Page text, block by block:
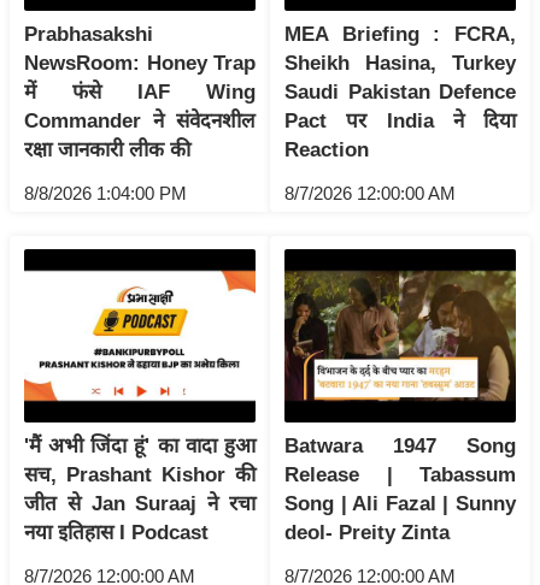
वु
ड
हॉ
ली
वु
ल्म
स
B
r
e
a
k
i
n
Prabhasakshi
NewsRoom: Honey Trap
में फंसे IAF Wing
Commander ने संवेदनशील
रक्षा जानकारी लीक की
8/8/2026 1:04:00 PM
MEA Briefing : FCRA,
Sheikh Hasina, Turkey
Saudi Pakistan Defence
Pact पर India ने दिया
Reaction
8/7/2026 12:00:00 AM
'मैं अभी जिंदा हूं' का वादा हुआ
सच, Prashant Kishor की
जीत से Jan Suraaj ने रचा
नया इतिहास I Podcast
8/7/2026 12:00:00 AM
Batwara 1947 Song
Release | Tabassum
Song | Ali Fazal | Sunny
deol- Preity Zinta
8/7/2026 12:00:00 AM